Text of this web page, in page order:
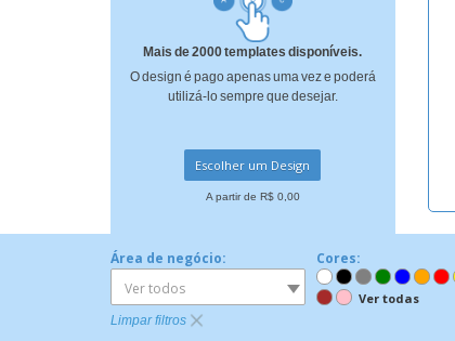
Mais de 2000 templates disponíveis.
O design é pago apenas uma vez e poderá
utilizá-lo sempre que desejar.
Escolher um Design
A partir de R$ 0,00
Área de negócio:
Ver todos
Cores:
Ver todas
Limpar filtros